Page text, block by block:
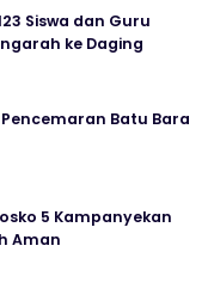
Siswa dan Guru
ke Daging
Batu Bara
5 Kampanyekan
Aman